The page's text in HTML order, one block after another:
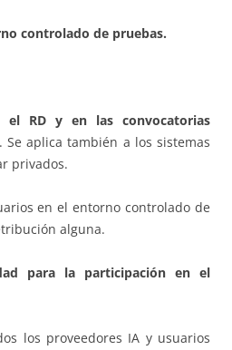
controlado de pruebas.
el RD y en las convocatorias
. Se aplica también a los sistemas
privados.
en el entorno controlado de
alguna.
para la participación en el
los proveedores IA y usuarios